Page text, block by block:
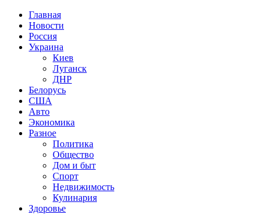
Главная
Новости
Россия
Украина
Киев
Луганск
ДНР
Белорусь
США
Авто
Экономика
Разное
Политика
Общество
Дом и быт
Спорт
Недвижимость
Кулинария
Здоровье